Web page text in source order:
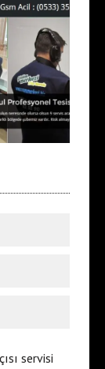
servisi